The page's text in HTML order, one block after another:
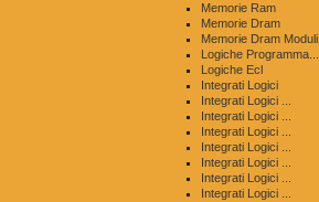
Memorie Ram
Memorie Dram
Memorie Dram Moduli
Logiche Programma...
Logiche Ecl
Integrati Logici
Integrati Logici ...
Integrati Logici ...
Integrati Logici ...
Integrati Logici ...
Integrati Logici ...
Integrati Logici ...
Integrati Logici ...